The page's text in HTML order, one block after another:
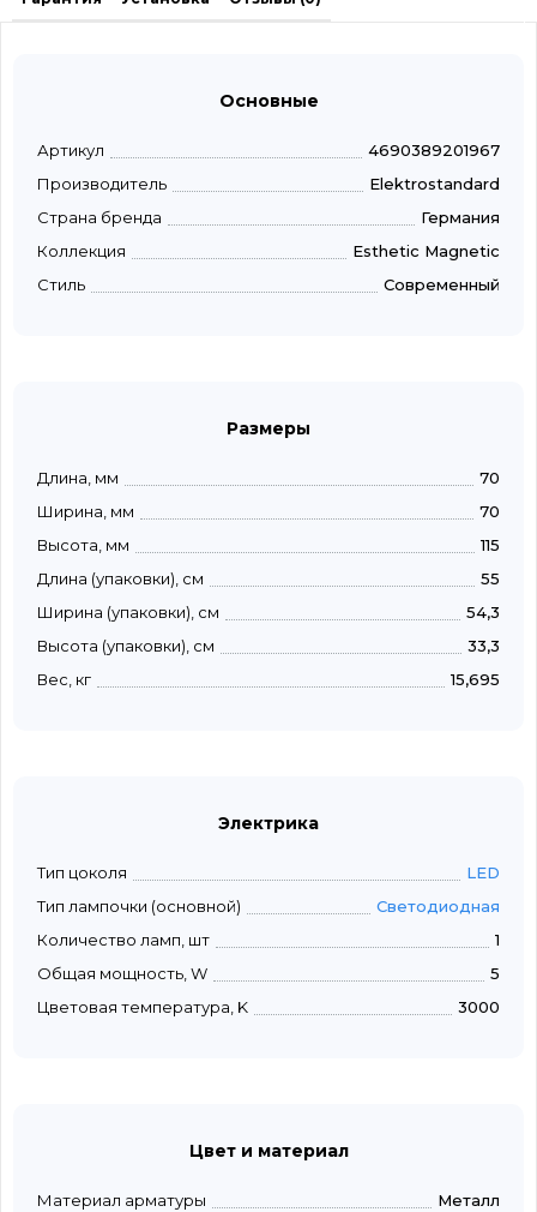
Основные
Артикул
4690389201967
Производитель
Elektrostandard
Страна бренда
Германия
Коллекция
Esthetic Magnetic
Стиль
Современный
Размеры
Длина, мм
70
Ширина, мм
70
Высота, мм
115
Длина (упаковки), см
55
Ширина (упаковки), см
54,3
Высота (упаковки), см
33,3
Вес, кг
15,695
Электрика
Тип цоколя
LED
Тип лампочки (основной)
Светодиодная
Количество ламп, шт
1
Общая мощность, W
5
Цветовая температура, K
3000
Цвет и материал
Материал арматуры
Металл